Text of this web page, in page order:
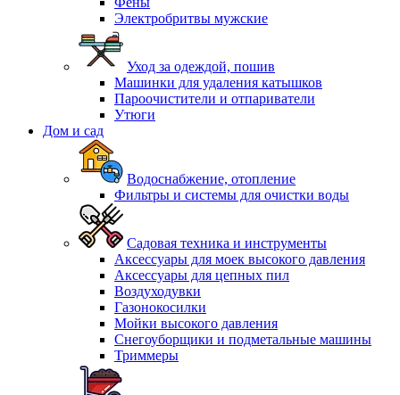
Электробритвы мужские
Уход за одеждой, пошив
Машинки для удаления катышков
Пароочистители и отпариватели
Утюги
Дом и сад
Водоснабжение, отопление
Фильтры и системы для очистки воды
Садовая техника и инструменты
Аксессуары для моек высокого давления
Аксессуары для цепных пил
Воздуходувки
Газонокосилки
Мойки высокого давления
Снегоуборщики и подметальные машины
Триммеры